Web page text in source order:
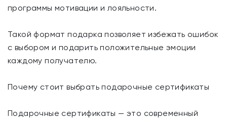
программы мотивации и лояльности.
Такой формат подарка позволяет избежать ошибок
с выбором и подарить положительные эмоции
каждому получателю.
Почему стоит выбрать подарочные сертификаты
Подарочные сертификаты — это современный